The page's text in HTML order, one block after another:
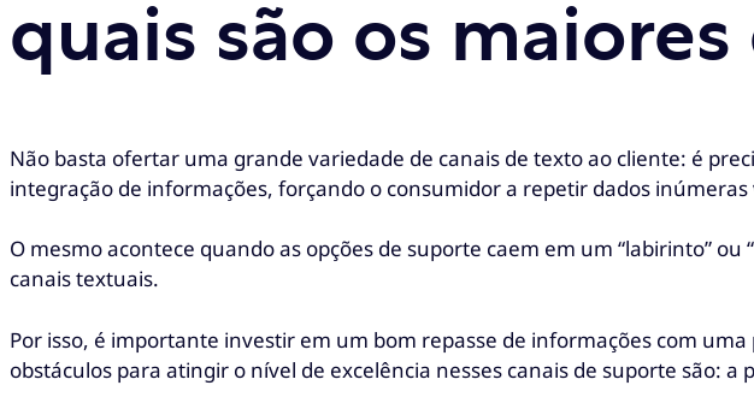
quais são os maiores
Não basta ofertar uma grande variedade de canais de texto ao cliente: é
integração de informações, forçando o consumidor a repetir dados
O mesmo acontece quando as opções de suporte caem em um “labirinto”
canais textuais.
Por isso, é importante investir em um bom repasse de informações com
obstáculos para atingir o nível de excelência nesses canais de suporte são: